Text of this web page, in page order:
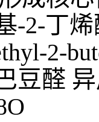
-2-丁
2-
豆醛